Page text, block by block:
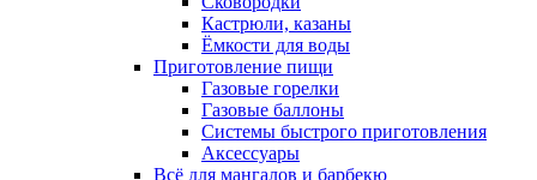
Кастрюли, казаны
Ёмкости для воды
Приготовление пищи
Газовые горелки
Газовые баллоны
Системы быстрого приготовления
Аксессуары
Всё для мангалов и барбекю